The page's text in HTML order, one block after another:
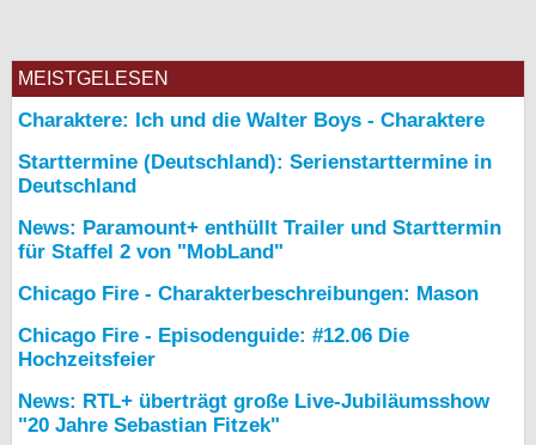
MEISTGELESEN
Charaktere: Ich und die Walter Boys - Charaktere
Starttermine (Deutschland): Serienstarttermine in
Deutschland
News: Paramount+ enthüllt Trailer und Starttermin
für Staffel 2 von "MobLand"
Chicago Fire - Charakterbeschreibungen: Mason
Chicago Fire - Episodenguide: #12.06 Die
Hochzeitsfeier
News: RTL+ überträgt große Live-Jubiläumsshow
"20 Jahre Sebastian Fitzek"